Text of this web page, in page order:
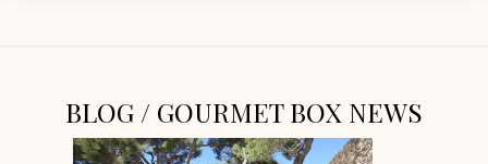
BLOG / GOURMET BOX NEWS